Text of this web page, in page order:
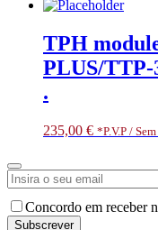
TPH
PLUS/TTP-
.
235,00 € *P.V.P /
Address*
Concordo em receber
Subscrever